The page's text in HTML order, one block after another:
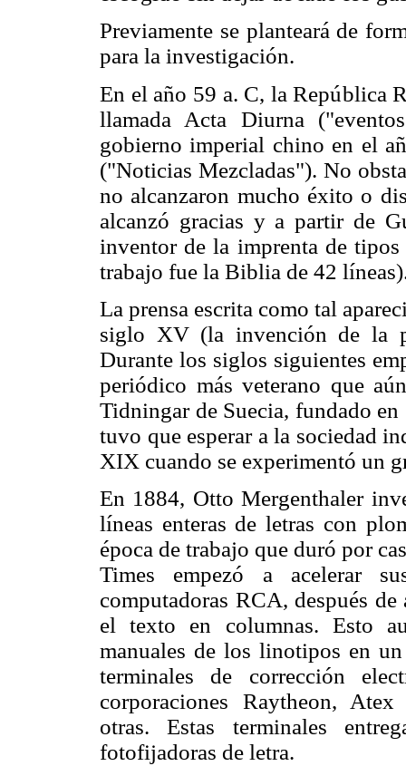
Previamente se planteará de
para la investigación.
En el año 59 a. C, la República
llamada Acta Diurna
gobierno imperial chino en el
("Noticias Mezcladas"). No
no alcanzaron mucho éxito o
alcanzó gracias y a partir de
inventor de la imprenta de
trabajo fue la Biblia de 42
La prensa escrita como tal
siglo XV (la invención de la
Durante los siglos siguientes
periódico más veterano que
Tidningar de Suecia, fundado
tuvo que esperar a la sociedad
XIX cuando se experimentó un
En 1884, Otto Mergenthaler
líneas enteras de letras con
época de trabajo que duró por
Times empezó a acelerar
computadoras RCA, después
el texto en columnas. Esto
manuales de los linotipos en
terminales de corrección
corporaciones Raytheon,
otras. Estas terminales
fotofijadoras de letra.